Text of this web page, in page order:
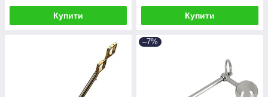
Купити Купити
–7%